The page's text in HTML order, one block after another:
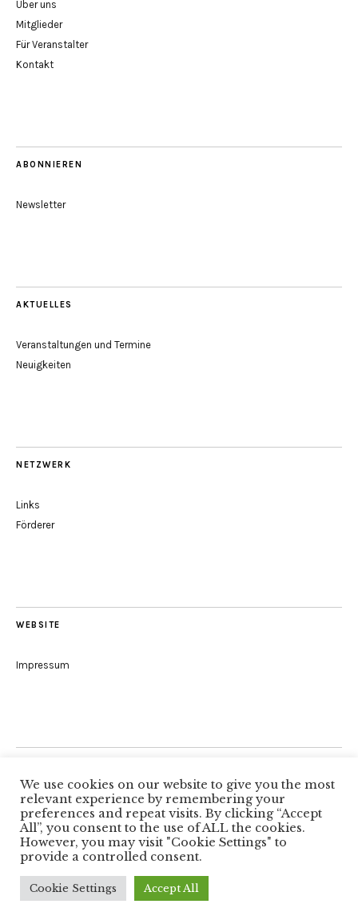
Über uns
Mitglieder
Für Veranstalter
Kontakt
ABONNIEREN
Newsletter
AKTUELLES
Veranstaltungen und Termine
Neuigkeiten
NETZWERK
Links
Förderer
WEBSITE
Impressum
Folge uns
Facebook
Copyright © 2026Autorenkreis Würzburg
Proudly powered byWordPress
Theme: Zuki vonElmastudio
We use cookies on our website to give you the most
relevant experience by remembering your
preferences and repeat visits. By clicking “Accept
All”, you consent to the use of ALL the cookies.
However, you may visit "Cookie Settings" to
provide a controlled consent.
Cookie Settings Accept All